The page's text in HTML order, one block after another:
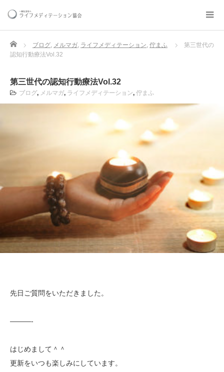
Home ブログ, メルマガ, ライフメディテーション, 佇まふ
第三世代の
認知行動療法Vol.32
第三世代の認知行動療法Vol.32
ブログ, メルマガ, ライフメディテーション, 佇まふ
先日ご質問をいただきました。
———-
はじめまして＾＾
更新をいつも楽しみにしています。